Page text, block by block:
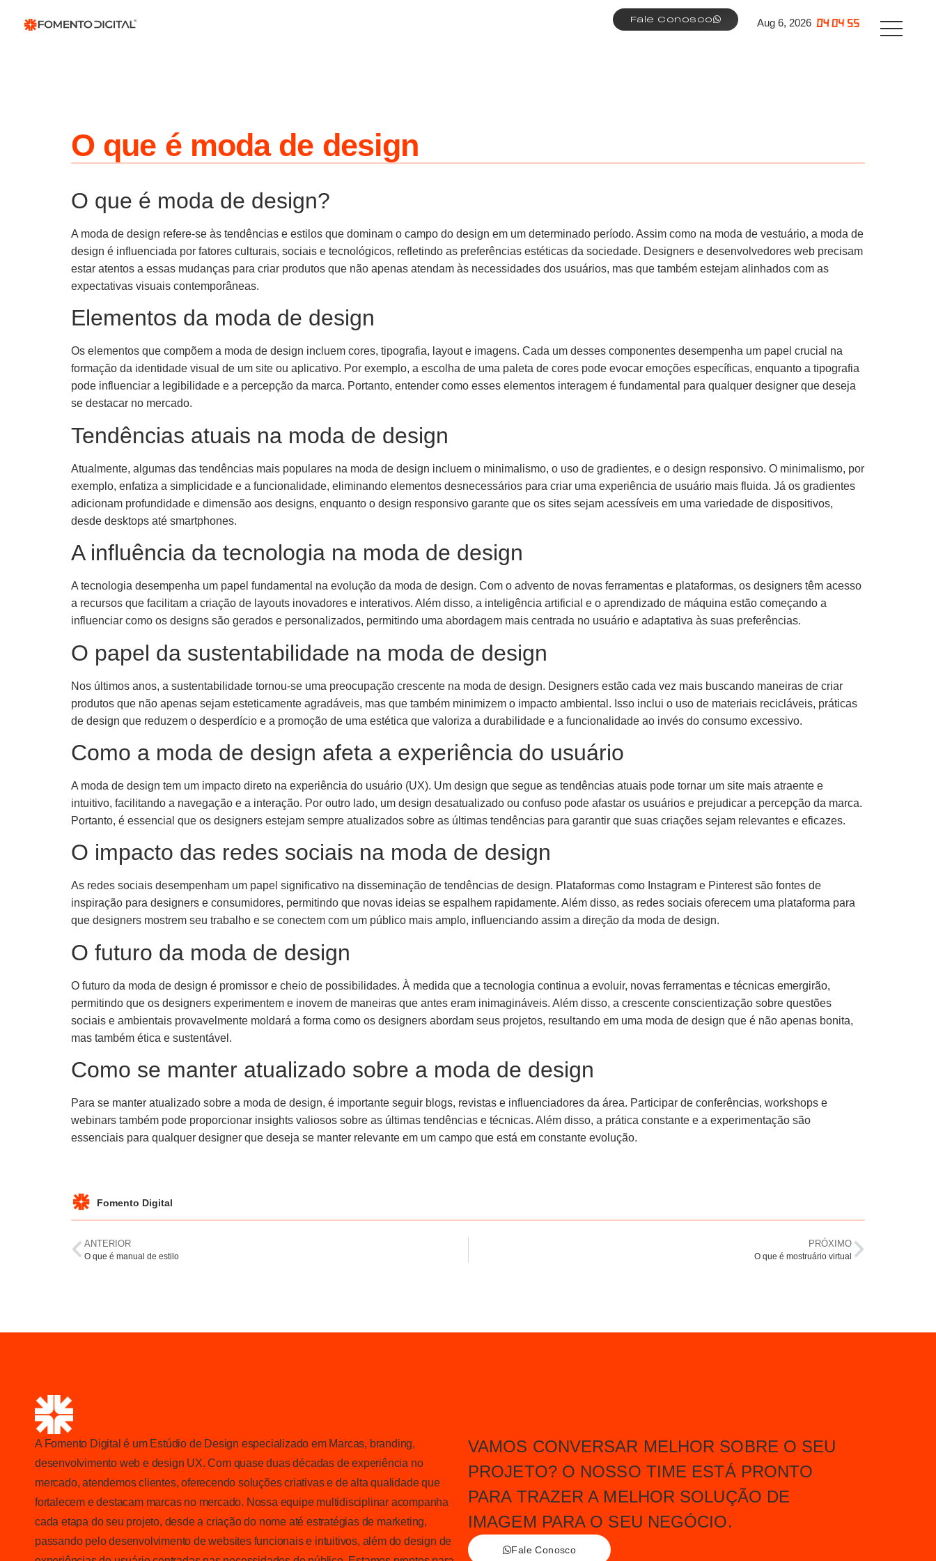
Fale Conosco 04:04:56
Aug 6, 2026
O que é moda de design
O que é moda de design?
A moda de design refere-se às tendências e estilos que dominam o campo do design em um determinado período. Assim como na moda de vestuário, a moda de
design é influenciada por fatores culturais, sociais e tecnológicos, refletindo as preferências estéticas da sociedade. Designers e desenvolvedores web precisam
estar atentos a essas mudanças para criar produtos que não apenas atendam às necessidades dos usuários, mas que também estejam alinhados com as
expectativas visuais contemporâneas.
Elementos da moda de design
Os elementos que compõem a moda de design incluem cores, tipografia, layout e imagens. Cada um desses componentes desempenha um papel crucial na
formação da identidade visual de um site ou aplicativo. Por exemplo, a escolha de uma paleta de cores pode evocar emoções específicas, enquanto a tipografia
pode influenciar a legibilidade e a percepção da marca. Portanto, entender como esses elementos interagem é fundamental para qualquer designer que deseja
se destacar no mercado.
Tendências atuais na moda de design
Atualmente, algumas das tendências mais populares na moda de design incluem o minimalismo, o uso de gradientes, e o design responsivo. O minimalismo, por
exemplo, enfatiza a simplicidade e a funcionalidade, eliminando elementos desnecessários para criar uma experiência de usuário mais fluida. Já os gradientes
adicionam profundidade e dimensão aos designs, enquanto o design responsivo garante que os sites sejam acessíveis em uma variedade de dispositivos,
desde desktops até smartphones.
A influência da tecnologia na moda de design
A tecnologia desempenha um papel fundamental na evolução da moda de design. Com o advento de novas ferramentas e plataformas, os designers têm acesso
a recursos que facilitam a criação de layouts inovadores e interativos. Além disso, a inteligência artificial e o aprendizado de máquina estão começando a
influenciar como os designs são gerados e personalizados, permitindo uma abordagem mais centrada no usuário e adaptativa às suas preferências.
O papel da sustentabilidade na moda de design
Nos últimos anos, a sustentabilidade tornou-se uma preocupação crescente na moda de design. Designers estão cada vez mais buscando maneiras de criar
produtos que não apenas sejam esteticamente agradáveis, mas que também minimizem o impacto ambiental. Isso inclui o uso de materiais recicláveis, práticas
de design que reduzem o desperdício e a promoção de uma estética que valoriza a durabilidade e a funcionalidade ao invés do consumo excessivo.
Como a moda de design afeta a experiência do usuário
A moda de design tem um impacto direto na experiência do usuário (UX). Um design que segue as tendências atuais pode tornar um site mais atraente e
intuitivo, facilitando a navegação e a interação. Por outro lado, um design desatualizado ou confuso pode afastar os usuários e prejudicar a percepção da marca.
Portanto, é essencial que os designers estejam sempre atualizados sobre as últimas tendências para garantir que suas criações sejam relevantes e eficazes.
O impacto das redes sociais na moda de design
As redes sociais desempenham um papel significativo na disseminação de tendências de design. Plataformas como Instagram e Pinterest são fontes de
inspiração para designers e consumidores, permitindo que novas ideias se espalhem rapidamente. Além disso, as redes sociais oferecem uma plataforma para
que designers mostrem seu trabalho e se conectem com um público mais amplo, influenciando assim a direção da moda de design.
O futuro da moda de design
O futuro da moda de design é promissor e cheio de possibilidades. À medida que a tecnologia continua a evoluir, novas ferramentas e técnicas emergirão,
permitindo que os designers experimentem e inovem de maneiras que antes eram inimagináveis. Além disso, a crescente conscientização sobre questões
sociais e ambientais provavelmente moldará a forma como os designers abordam seus projetos, resultando em uma moda de design que é não apenas bonita,
mas também ética e sustentável.
Como se manter atualizado sobre a moda de design
Para se manter atualizado sobre a moda de design, é importante seguir blogs, revistas e influenciadores da área. Participar de conferências, workshops e
webinars também pode proporcionar insights valiosos sobre as últimas tendências e técnicas. Além disso, a prática constante e a experimentação são
essenciais para qualquer designer que deseja se manter relevante em um campo que está em constante evolução.
Fomento Digital
ANTERIOR
O que é manual de estilo
PRÓXIMO
O que é mostruário virtual
A Fomento Digital é um Estúdio de Design especializado em Marcas, branding,
desenvolvimento web e design UX. Com quase duas décadas de experiência no
mercado, atendemos clientes, oferecendo soluções criativas e de alta qualidade que
fortalecem e destacam marcas no mercado. Nossa equipe multidisciplinar acompanha
cada etapa do seu projeto, desde a criação do nome até estratégias de marketing,
passando pelo desenvolvimento de websites funcionais e intuitivos, além do design de
VAMOS CONVERSAR MELHOR SOBRE O SEU
PROJETO? O NOSSO TIME ESTÁ PRONTO
PARA TRAZER A MELHOR SOLUÇÃO DE
IMAGEM PARA O SEU NEGÓCIO.
Fale Conosco